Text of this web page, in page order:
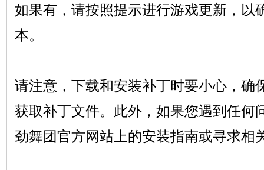
如果有，请按照提示进行游戏更新，以
本。
请注意，下载和安装补丁时要小心，确
获取补丁文件。此外，如果您遇到任何
劲舞团官方网站上的安装指南或寻求相